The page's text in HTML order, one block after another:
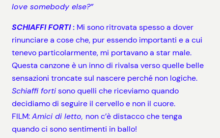
love somebody else?”
SCHIAFFI FORTI: Mi sono ritrovata spesso a dover
rinunciare a cose che, pur essendo importanti e a cui
tenevo particolarmente, mi portavano a star male.
Questa canzone è un inno di rivalsa verso quelle belle
sensazioni troncate sul nascere perché non logiche.
Schiaffi fortisono quelli che riceviamo quando
decidiamo di seguire il cervello e non il cuore.
FILM:Amici di letto, non c’è distacco che tenga
quando ci sono sentimenti in ballo!